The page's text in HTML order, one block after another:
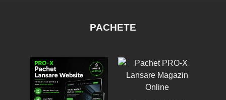
PACHETE